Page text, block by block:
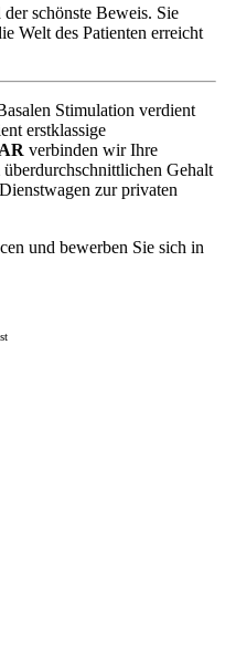
schönste Beweis. Sie
Welt des Patienten erreicht
Stimulation verdient
erstklassige
verbinden wir Ihre
Gehalt
zur privaten
und bewerben Sie sich in